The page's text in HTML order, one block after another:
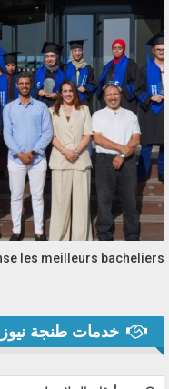
les meilleurs bacheliers…
خدمات طنجة نيوز